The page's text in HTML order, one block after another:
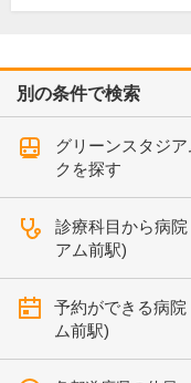
別の条件で検索
グリーンスタジ
クを探す
診療科目から病
アム前駅)
予約ができる病
ム前駅)